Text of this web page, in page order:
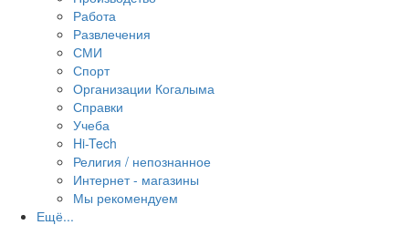
Работа
Развлечения
СМИ
Спорт
Организации Когалыма
Справки
Учеба
Hi-Tech
Религия / непознанное
Интернет - магазины
Мы рекомендуем
Ещё...